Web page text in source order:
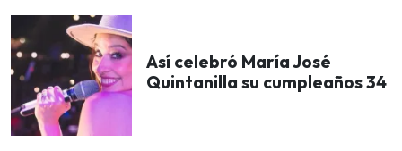
Así celebró María José
Quintanilla su cumpleaños 34